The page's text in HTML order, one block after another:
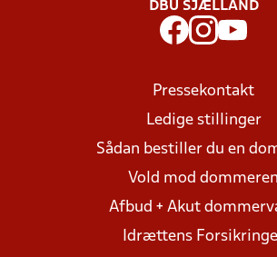
DBU SJÆLLAND
Pressekontakt
Ledige stillinger
Sådan bestiller du en
Vold mod dommeren
Afbud + Akut
Idrættens